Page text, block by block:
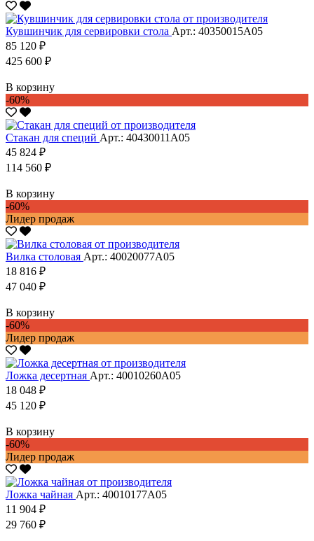
Кувшинчик для сервировки стола Арт.: 40350015А05
85 120 ₽
425 600 ₽
В корзину
-60%
Стакан для специй Арт.: 40430011А05
45 824 ₽
114 560 ₽
В корзину
-60%
Лидер продаж
Вилка столовая Арт.: 40020077А05
18 816 ₽
47 040 ₽
В корзину
-60%
Лидер продаж
Ложка десертная Арт.: 40010260А05
18 048 ₽
45 120 ₽
В корзину
-60%
Лидер продаж
Ложка чайная Арт.: 40010177А05
11 904 ₽
29 760 ₽